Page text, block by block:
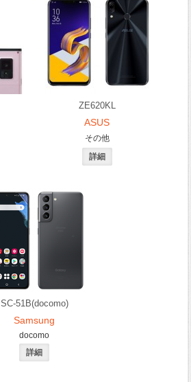
ZE620KL
ASUS
その他
SC-51B(docomo)
Samsung
docomo